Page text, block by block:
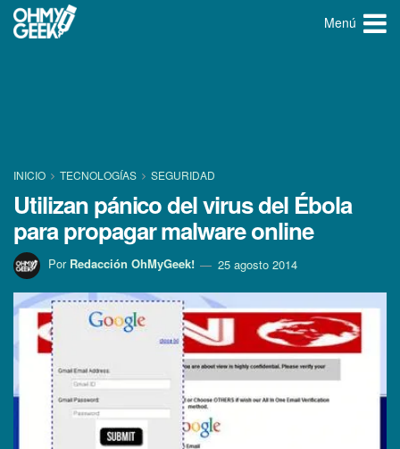
Menú
INICIO TECNOLOGÍ­AS SEGURIDAD
Utilizan pánico del virus del Ébola
para propagar malware online
Por Redacción OhMyGeek! 25 agosto 2014